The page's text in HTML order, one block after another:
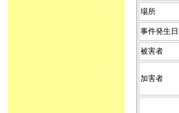
場所
事件発生
被害者
加害者